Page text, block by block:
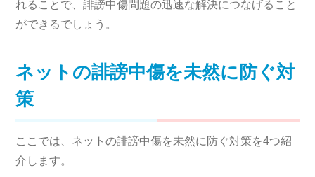
れることで、誹謗中傷問題の迅速な解決につなげること
ができるでしょう。
ネットの誹謗中傷を未然に防ぐ対
策
ここでは、ネットの誹謗中傷を未然に防ぐ対策を4つ紹
介します。